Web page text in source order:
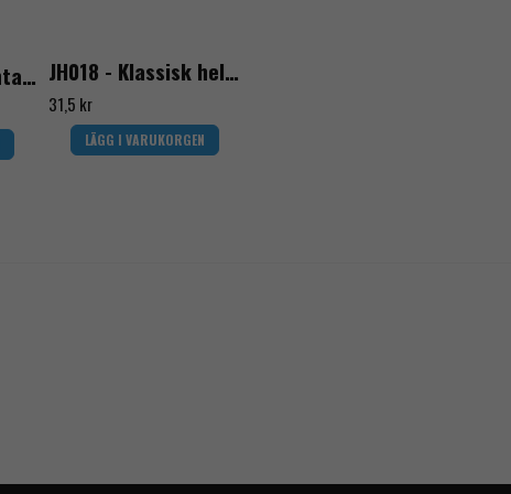
JH020 - Tunn montagehandske PU JH018 - Klassisk heldoppad nitrilhandske
31,5 kr
LÄGG I VARUKORGEN